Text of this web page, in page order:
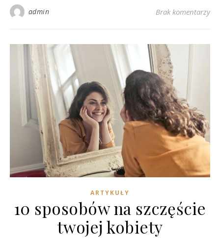
admin Brak komentarzy
ARTYKUŁY
10 sposobów na szczęście
twojej kobiety